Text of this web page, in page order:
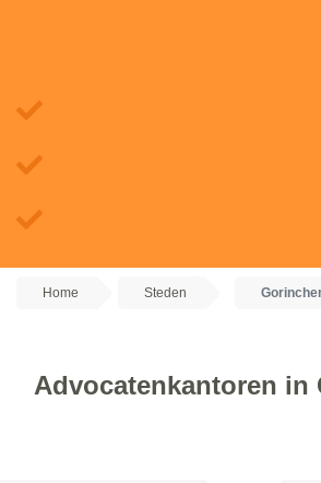
Home Steden
Advocatenkantoren in